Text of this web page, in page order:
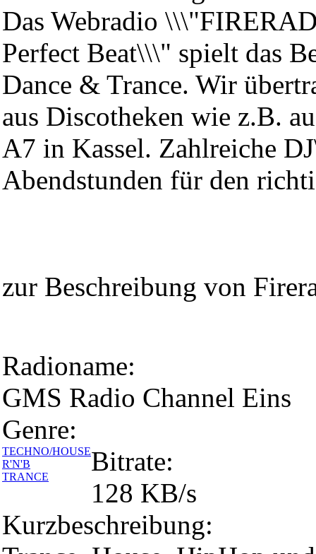
Das Webradio
Perfect Beat\\\" spielt das
Dance & Trance. Wir
aus Discotheken wie z.B.
A7 in Kassel. Zahlreiche
Abendstunden für den
zur Beschreibung von
Radioname:
GMS Radio Channel Eins
Genre:
TECHNO/HOUSE
R'N'B
TRANCE
Bitrate:
128 KB/s
Kurzbeschreibung: